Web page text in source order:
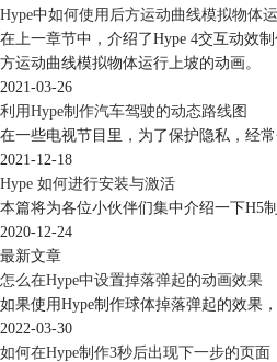
Hype中如何使用后方运动曲线模拟物体
在上一章节中，介绍了Hype 4交互动效
方运动曲线模拟物体运行上坡的动画。
2021-03-26
利用Hype制作汽车驾驶的动态路线图
在一些电视节目里，为了保护隐私，经
2021-12-18
Hype 如何进行安装与激活
本篇将为各位小伙伴们集中介绍一下H5
2020-12-24
最新文章
怎么在Hype中设置掉落弹起的动画效果
如果使用Hype制作球体掉落弹起的效果
2022-03-30
如何在Hype制作3秒后出现下一步的页面